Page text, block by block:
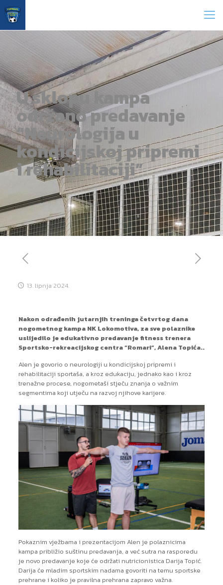
U sklopu kampa
održano predavanje
“Neurologija u
kondicijskoj pripremi
i rehabilitaciji”
13. lipnja 2024.
Nakon odrađenih jutarnjih treninga četvrtog dana
nogometnog kampa NK Lokomotiva, za sve polaznike
uslijedilo je edukativno predavanje fitness trenera
Sportsko-rekreacijskog centra “Romari”, Alena Topića..
Alen je govorio o neurologiji u kondicijskoj pripremi i
rehabilitaciji sportaša, a kroz edukaciju, jednako kao i kroz
trenažne procese, nogometaši stječu znanja o važnim
segmentima koji utječu na razvoj njihove karijere.
Pokaznim vježbama i prezentacijom Alen je polaznicima
kampa približio suštinu predavanja, a već sutra na rasporedu
je novo predavanje koje će održati nutricionistica Darija Topić.
Darija će mladim sportskim nadama govoriti na temu sportske
prehrane i koliko je pravilna prehrana zapravo važna.